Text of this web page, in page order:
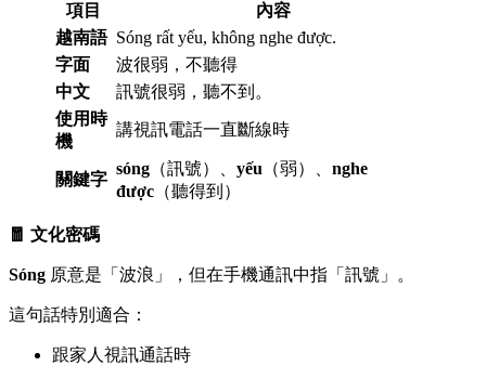
項目
內容
越南語 Sóng rất yếu, không nghe được.
字面
波很弱，不聽得
中文
訊號很弱，聽不到。
使用時
機
講視訊電話一直斷線時
關鍵字
sóng （訊號）、 yếu （弱）、 nghe
được （聽得到）
🧧 文化密碼
Sóng 原意是「波浪」，但在手機通訊中指「訊號」。
這句話特別適合：
跟家人視訊通話時